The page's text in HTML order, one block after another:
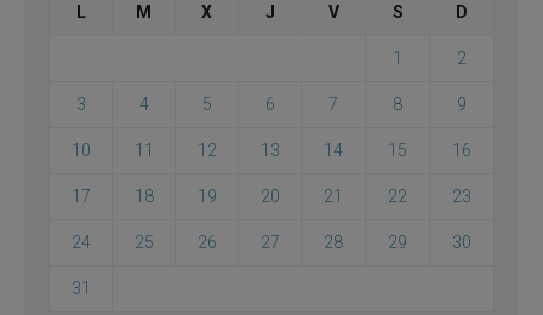
L M X J V S D
1 2
3 4 5 6 7 8 9
10 11 12 13 14 15 16
17 18 19 20 21 22 23
24 25 26 27 28 29 30
31